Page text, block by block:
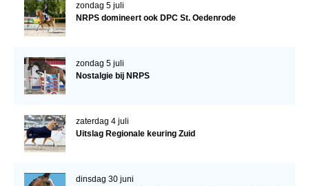
Cornage
WBSFH
Dekhengsten
HENGSTEN ONLINE
Hengstenselectie
Informatie Hengstenkeuring
zondag 5 juli
NRPS domineert ook DPC St. Oedenrode
zondag 5 juli
Nostalgie bij NRPS
zaterdag 4 juli
Uitslag Regionale keuring Zuid
dinsdag 30 juni